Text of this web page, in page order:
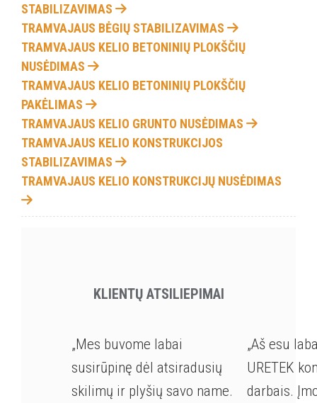
STABILIZAVIMAS
TRAMVAJAUS BĖGIŲ STABILIZAVIMAS
TRAMVAJAUS KELIO BETONINIŲ PLOKŠČIŲ
NUSĖDIMAS
TRAMVAJAUS KELIO BETONINIŲ PLOKŠČIŲ
PAKĖLIMAS
TRAMVAJAUS KELIO GRUNTO NUSĖDIMAS
TRAMVAJAUS KELIO KONSTRUKCIJOS
STABILIZAVIMAS
TRAMVAJAUS KELIO KONSTRUKCIJŲ NUSĖDIMAS
KLIENTŲ ATSILIEPIMAI
„Mes buvome labai
susirūpinę dėl atsiradusių
skilimų ir plyšių savo name.
„Aš esu
URETEK
darbais.